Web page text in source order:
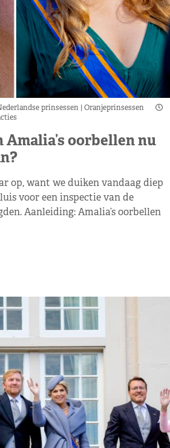
prinsessen Oranjeprinsessen
Amalia’s oorbellen nu
op, want we duiken vandaag diep
voor een inspectie van de
Aanleiding: Amalia’s oorbellen